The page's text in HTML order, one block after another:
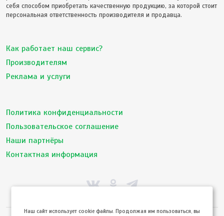
себя способом приобретать качественную продукцию, за которой стоит
персональная ответственность производителя и продавца.
Как работает наш сервис?
Производителям
Реклама и услуги
Политика конфиденциальности
Пользовательское соглашение
Наши партнёры
Контактная информация
Hаш сайт использует cookie файлы. Продолжая им пользоваться, вы